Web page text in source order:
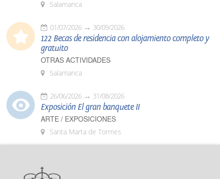
Salamanca
01/07/2026 30/09/2026
122 Becas de residencia con alojamiento completo y
gratuito
OTRAS ACTIVIDADES
Salamanca
26/06/2026 31/08/2026
Exposición El gran banquete II
ARTE / EXPOSICIONES
Santa Marta de Tormes